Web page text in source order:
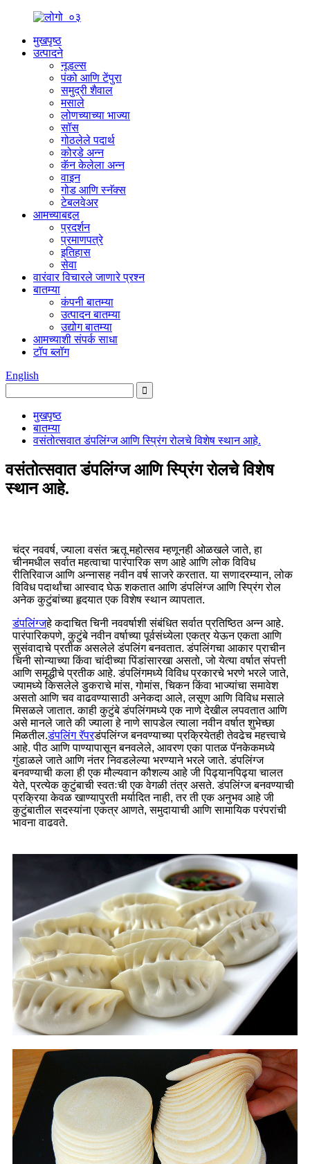
मुखपृष्ठ
उत्पादने
नूडल्स
पंको आणि टेंपुरा
समुद्री शैवाल
मसाले
लोणच्याच्या भाज्या
सॉस
गोठलेले पदार्थ
कोरडे अन्न
कॅन केलेला अन्न
वाइन
गोड आणि स्नॅक्स
टेबलवेअर
आमच्याबद्दल
प्रदर्शन
प्रमाणपत्रे
इतिहास
सेवा
वारंवार विचारले जाणारे प्रश्न
बातम्या
कंपनी बातम्या
उत्पादन बातम्या
उद्योग बातम्या
आमच्याशी संपर्क साधा
टॉप ब्लॉग
English
मुखपृष्ठ
बातम्या
वसंतोत्सवात डंपलिंग्ज आणि स्प्रिंग रोलचे विशेष स्थान आहे.
वसंतोत्सवात डंपलिंग्ज आणि स्प्रिंग रोलचे विशेष
स्थान आहे.
चंद्र नववर्ष, ज्याला वसंत ऋतू महोत्सव म्हणूनही ओळखले जाते, हा
चीनमधील सर्वात महत्वाचा पारंपारिक सण आहे आणि लोक विविध
रीतिरिवाज आणि अन्नासह नवीन वर्ष साजरे करतात. या सणादरम्यान, लोक
विविध पदार्थांचा आस्वाद घेऊ शकतात आणि डंपलिंग्ज आणि स्प्रिंग रोल
अनेक कुटुंबांच्या हृदयात एक विशेष स्थान व्यापतात.
डंपलिंग्जहे कदाचित चिनी नववर्षाशी संबंधित सर्वात प्रतिष्ठित अन्न आहे.
पारंपारिकपणे, कुटुंबे नवीन वर्षाच्या पूर्वसंध्येला एकत्र येऊन एकता आणि
सुसंवादाचे प्रतीक असलेले डंपलिंग बनवतात. डंपलिंगचा आकार प्राचीन
चिनी सोन्याच्या किंवा चांदीच्या पिंडांसारखा असतो, जो येत्या वर्षात संपत्ती
आणि समृद्धीचे प्रतीक आहे. डंपलिंगमध्ये विविध प्रकारचे भरणे भरले जाते,
ज्यामध्ये किसलेले डुकराचे मांस, गोमांस, चिकन किंवा भाज्यांचा समावेश
असतो आणि चव वाढवण्यासाठी अनेकदा आले, लसूण आणि विविध मसाले
मिसळले जातात. काही कुटुंबे डंपलिंगमध्ये एक नाणे देखील लपवतात आणि
असे मानले जाते की ज्याला हे नाणे सापडेल त्याला नवीन वर्षात शुभेच्छा
मिळतील.डंपलिंग रॅपरडंपलिंग्ज बनवण्याच्या प्रक्रियेतही तेवढेच महत्त्वाचे
आहे. पीठ आणि पाण्यापासून बनवलेले, आवरण एका पातळ पॅनकेकमध्ये
गुंडाळले जाते आणि नंतर निवडलेल्या भरण्याने भरले जाते. डंपलिंग्ज
बनवण्याची कला ही एक मौल्यवान कौशल्य आहे जी पिढ्यानपिढ्या चालत
येते, प्रत्येक कुटुंबाची स्वतःची एक वेगळी तंत्र असते. डंपलिंग्ज बनवण्याची
प्रक्रिया केवळ खाण्यापुरती मर्यादित नाही, तर ती एक अनुभव आहे जी
कुटुंबातील सदस्यांना एकत्र आणते, समुदायाची आणि सामायिक परंपरांची
भावना वाढवते.